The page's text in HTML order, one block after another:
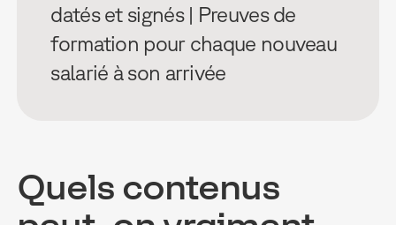
datés et signés | Preuves de
formation pour chaque nouveau
salarié à son arrivée
Quels contenus